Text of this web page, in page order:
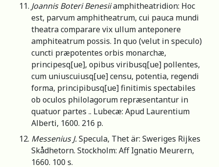
Joannis Boteri Benesiiamphitheatridion: Hoc
est, parvum amphitheatrum, cui pauca mundi
theatra comparare vix ullum anteponere
amphiteatrum possis. In quo (velut in speculo)
cuncti præpotentes orbis monarchæ,
principesq[ue], opibus viribusq[ue] pollentes,
cum uniuscuiusq[ue] censu, potentia, regendi
forma, principibusq[ue] finitimis spectabiles
ob oculos philolagorum repræsentantur in
quatuor partes .. Lubecæ: Apud Laurentium
Alberti, 1600. 216 p.
Messenius J.Specula, Thet är: Sweriges Rijkes
Skådhetorn. Stockholm: Aff Ignatio Meurern,
1660. 100 s.